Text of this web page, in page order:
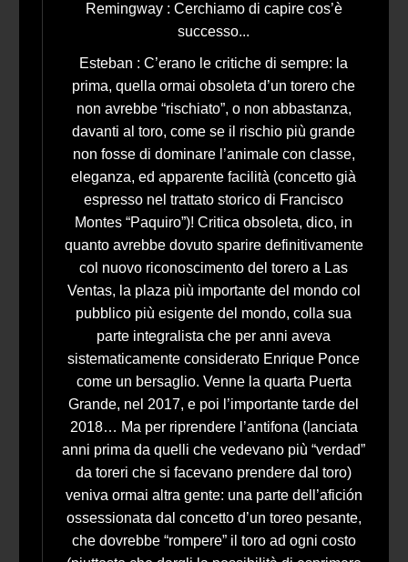
Remingway : Cerchiamo di capire cos’è
successo...
Esteban : C’erano le critiche di sempre: la
prima, quella ormai obsoleta d’un torero che
non avrebbe “rischiato”, o non abbastanza,
davanti al toro, come se il rischio più grande
non fosse di dominare l’animale con classe,
eleganza, ed apparente facilità (concetto già
espresso nel trattato storico di Francisco
Montes “Paquiro”)! Critica obsoleta, dico, in
quanto avrebbe dovuto sparire definitivamente
col nuovo riconoscimento del torero a Las
Ventas, la plaza più importante del mondo col
pubblico più esigente del mondo, colla sua
parte integralista che per anni aveva
sistematicamente considerato Enrique Ponce
come un bersaglio. Venne la quarta Puerta
Grande, nel 2017, e poi l’importante tarde del
2018… Ma per riprendere l’antifona (lanciata
anni prima da quelli che vedevano più “verdad”
da toreri che si facevano prendere dal toro)
veniva ormai altra gente: una parte dell’afición
ossessionata dal concetto d’un toreo pesante,
che dovrebbe “rompere” il toro ad ogni costo